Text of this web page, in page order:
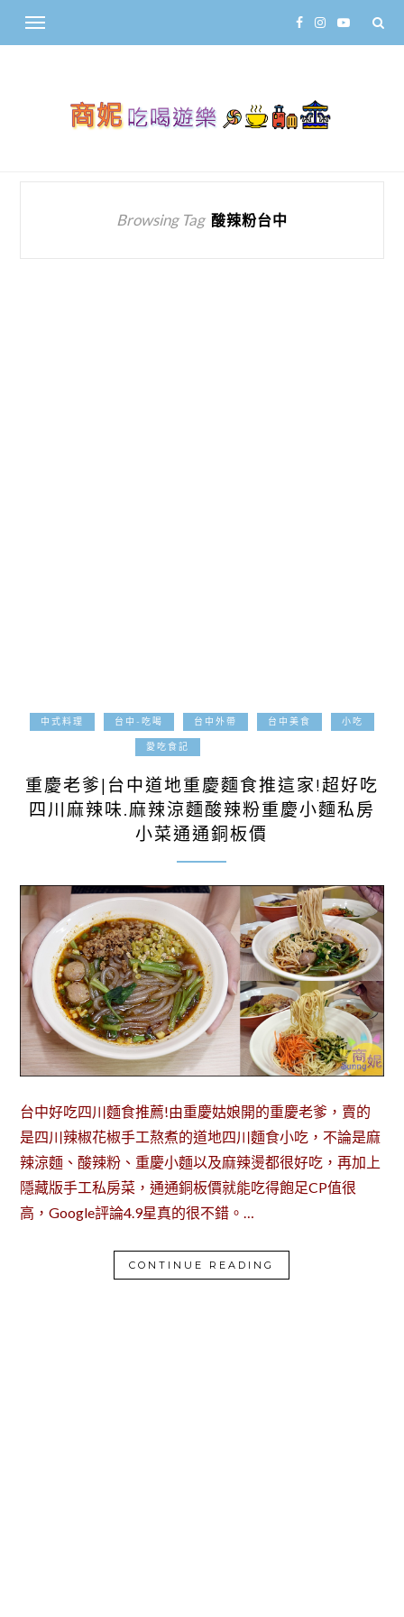
Browsing Tag 酸辣粉台中
中式料理 台中-吃喝 台中外帶 台中美食 小吃
愛吃食記
重慶老爹|台中道地重慶麵食推這家!超好吃
四川麻辣味.麻辣涼麵酸辣粉重慶小麵私房
小菜通通銅板價
台中好吃四川麵食推薦!由重慶姑娘開的重慶老爹，賣的
是四川辣椒花椒手工熬煮的道地四川麵食小吃，不論是麻
辣涼麵、酸辣粉、重慶小麵以及麻辣燙都很好吃，再加上
隱藏版手工私房菜，通通銅板價就能吃得飽足CP值很
高，Google評論4.9星真的很不錯。…
CONTINUE READING